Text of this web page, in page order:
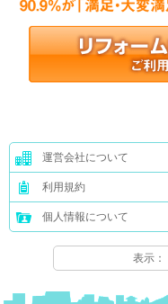
運営会社について
利用規約
個人情報について
表示：